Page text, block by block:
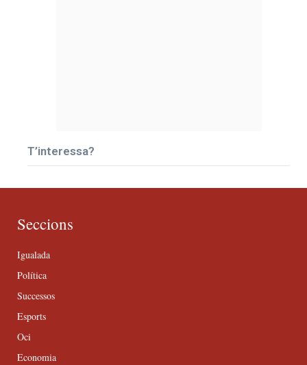
T’interessa?
Seccions
Igualada
Política
Successos
Esports
Oci
Economia